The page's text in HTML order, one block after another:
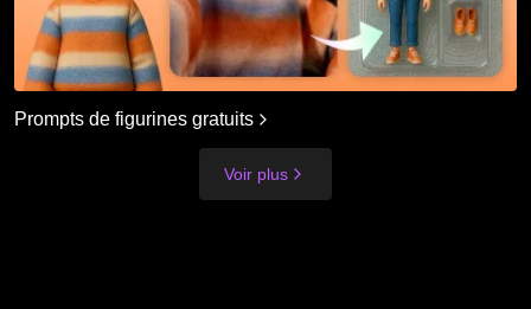
Prompts de figurines gratuits
Voir plus